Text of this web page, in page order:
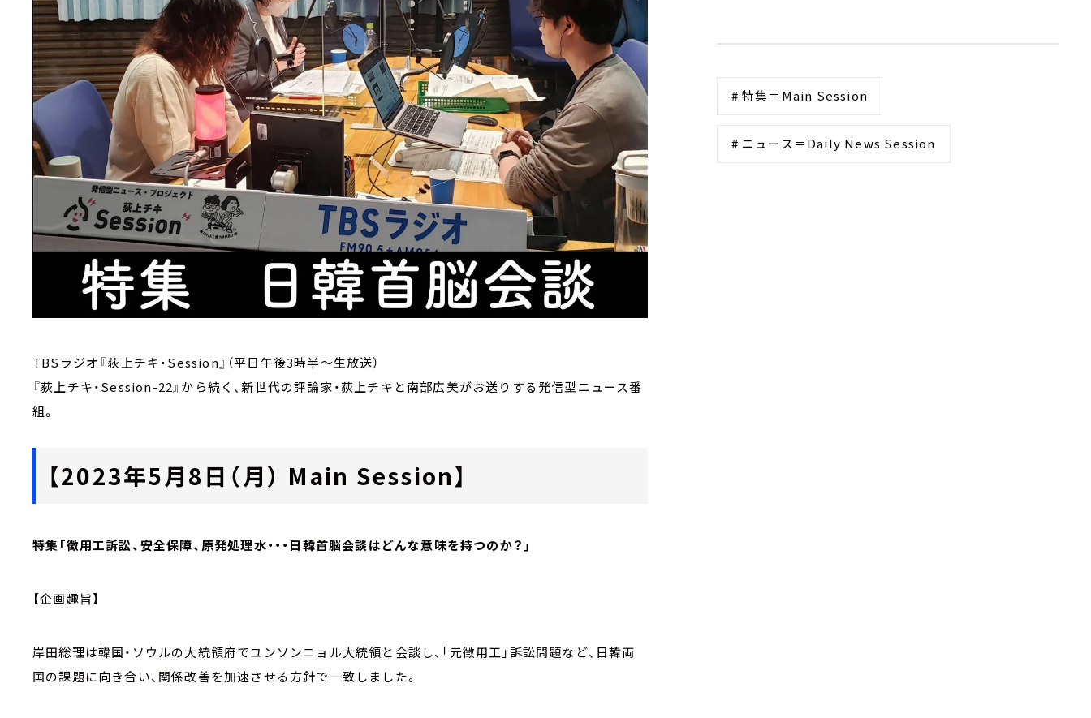
TBSラジオ『荻上チキ・Session』（平日午後3時半～生放送）
『荻上チキ・Session-22』から続く、新世代の評論家・荻上チキと南部広美がお送りする発信型ニュース番
組。
【2023年5月8日（月） Main Session】
特集「徴用工訴訟、安全保障、原発処理水・・・日韓首脳会談はどんな意味を持つのか？」
【企画趣旨】
岸田総理は韓国・ソウルの大統領府でユンソンニョル大統領と会談し、「元徴用工」訴訟問題など、日韓両
国の課題に向き合い、関係改善を加速させる方針で一致しました。
# 特集＝Main Session
# ニュース＝Daily News Session